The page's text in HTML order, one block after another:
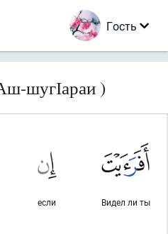
Гость
шугІараи )
Видел ли ты
если